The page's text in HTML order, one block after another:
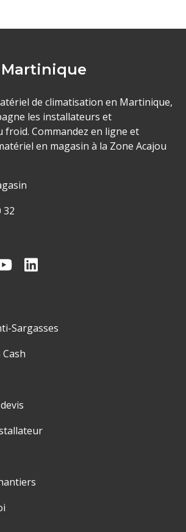
Martinique
de climatisation en Martinique,
les installateurs et
froid. Commandez en ligne et
en magasin à la Zone Acajou
32
Sargasses